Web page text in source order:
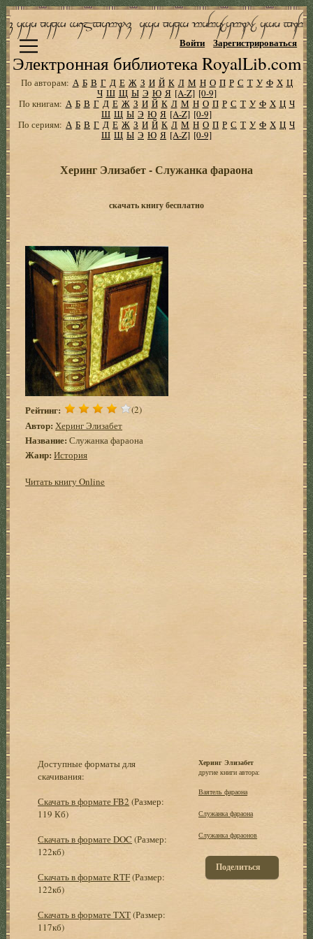
Электронная библиотека RoyalLib.com
Войти Зарегистрироваться
По авторам: А Б В Г Д Е Ж З И Й К Л М Н О П Р С Т У Ф Х Ц
Ч Ш Щ Ы Э Ю Я [A-Z] [0-9]
По книгам: А Б В Г Д Е Ж З И Й К Л М Н О П Р С Т У Ф Х Ц Ч
Ш Щ Ы Э Ю Я [A-Z] [0-9]
По сериям: А Б В Г Д Е Ж З И Й К Л М Н О П Р С Т У Ф Х Ц Ч
Ш Щ Ы Э Ю Я [A-Z] [0-9]
Херинг Элизабет - Служанка фараона
скачать книгу бесплатно
Рейтинг: (2)
Автор: Херинг Элизабет
Название: Служанка фараона
Жанр: История
Читать книгу Online
Доступные форматы для
скачивания:
Скачать в формате FB2 (Размер:
119 Кб)
Скачать в формате DOC (Размер:
122кб)
Скачать в формате RTF(Размер:
122кб)
Скачать в формате TXT(Размер:
117кб)
Херинг Элизабет
другие книги автора:
Ваятель фараона
Служанка фараона
Служанка фараонов
Поделиться